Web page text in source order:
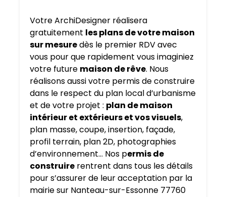
Votre ArchiDesigner réalisera
gratuitement les plans de votre maison
sur mesuredès le premier RDV avec
vous pour que rapidement vous imaginiez
votre future maison de rêve. Nous
réalisons aussi votre permis de construire
dans le respect du plan local d’urbanisme
et de votre projet : plan de maison
intérieur et extérieurs et vos visuels,
plan masse, coupe, insertion, façade,
profil terrain, plan 2D, photographies
d’environnement… Nos permis de
construire rentrent dans tous les détails
pour s’assurer de leur acceptation par la
mairie sur Nanteau-sur-Essonne 77760